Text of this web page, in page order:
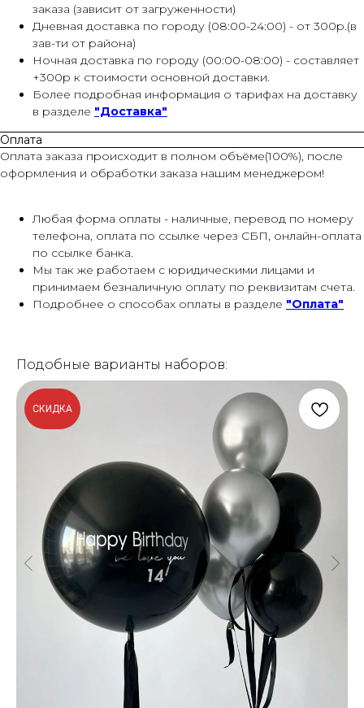
заказа (зависит от загруженности)
Дневная доставка по городу (08:00-24:00) - от 300р.(в
зав-ти от района)
Ночная доставка по городу (00:00-08:00) - составляет
+300р к стоимости основной доставки.
Более подробная информация о тарифах на доставку
в разделе "Доставка"
Оплата
Оплата заказа происходит в полном объёме(100%), после
оформления и обработки заказа нашим менеджером!
Любая форма оплаты - наличные, перевод по номеру
телефона, оплата по ссылке через СБП, онлайн-оплата
по ссылке банка.
Мы так же работаем с юридическими лицами и
принимаем безналичную оплату по реквизитам счета.
Подробнее о способах оплаты в разделе "Оплата"
Подобные варианты наборов:
СКИДКА